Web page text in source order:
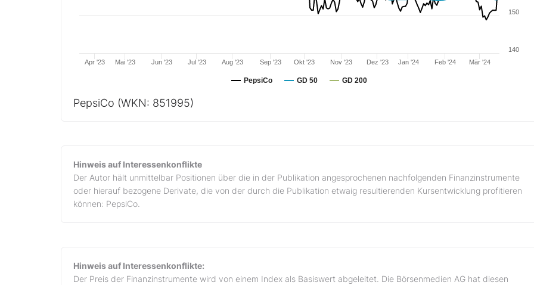
PepsiCo GD 50 GD 200
Apr '23 Mai '23 Jun '23 Jul '23 Aug '23 Sep '23 Okt '23 Nov '23 Dez '23 Jan '24 Feb '24 Mär '24
140
150
PepsiCo (WKN: 851995)
Hinweis auf Interessenkonflikte
Der Autor hält unmittelbar Positionen über die in der Publikation angesprochenen nachfolgenden Finanzinstrumente
oder hierauf bezogene Derivate, die von der durch die Publikation etwaig resultierenden Kursentwicklung profitieren
können: PepsiCo.
Hinweis auf Interessenkonflikte:
Der Preis der Finanzinstrumente wird von einem Index als Basiswert abgeleitet. Die Börsenmedien AG hat diesen